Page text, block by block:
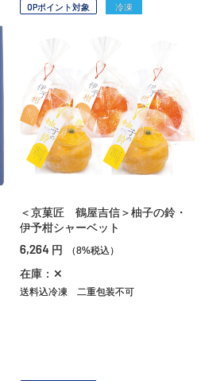
OPポイント対象 冷凍
＜京菓匠 鶴屋吉信＞柚子の鈴・
伊予柑シャーベット
6,264 円 （8%税込）
在庫：✕
送料込冷凍 二重包装不可